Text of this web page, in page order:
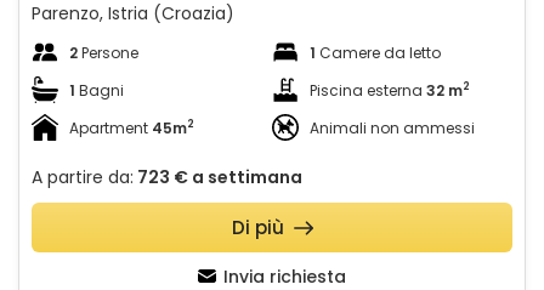
Parenzo, Istria (Croazia)
2Persone 1 Camere da letto
1 Bagni Piscina esterna 32 m2
Apartment 45m2 Animali non ammessi
A partire da: 723 € a settimana
Invia richiesta
Di più